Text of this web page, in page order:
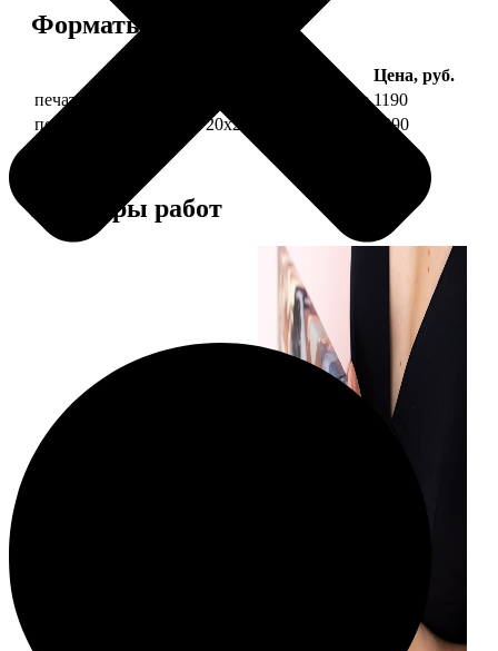
Форматы и цены
Цена, руб.
печать фото на холсте 20х20 на подрамнике 1190
печать фото на холсте 20х20 в раме
3990
Примеры работ